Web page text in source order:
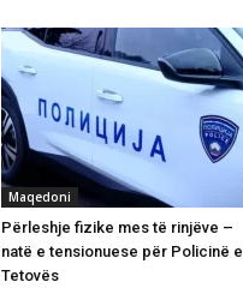
Maqedoni
Përleshje fizike mes të rinjëve –
natë e tensionuese për Policinë e
Tetovës